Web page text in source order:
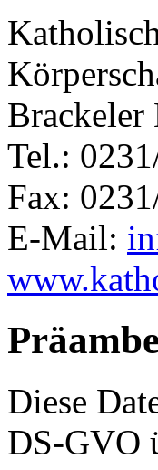
Brackeler
Tel.:
Fax:
E-Mail:
Diese
DS-GVO